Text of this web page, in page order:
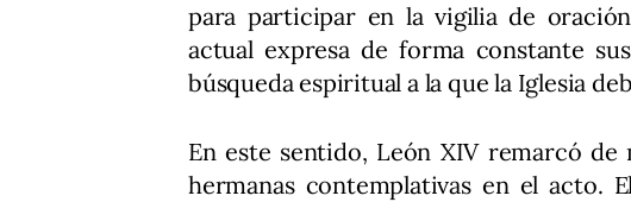
para participar en la vigilia de
actual expresa de forma constante
búsqueda espiritual a la que la Iglesia
En este sentido, León XIV remarcó de
hermanas contemplativas en el acto.